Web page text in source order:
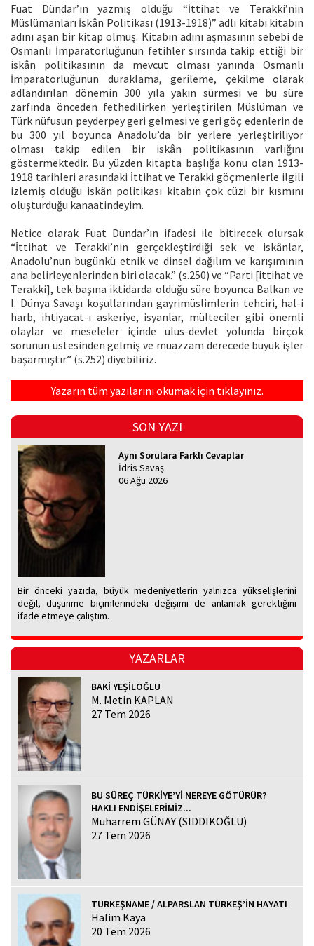
Fuat Dündar’ın yazmış olduğu “İttihat ve Terakki’nin
Müslümanları İskân Politikası (1913-1918)” adlı kitabı kitabın
adını aşan bir kitap olmuş. Kitabın adını aşmasının sebebi de
Osmanlı İmparatorluğunun fetihler sırsında takip ettiği bir
iskân politikasının da mevcut olması yanında Osmanlı
İmparatorluğunun duraklama, gerileme, çekilme olarak
adlandırılan dönemin 300 yıla yakın sürmesi ve bu süre
zarfında önceden fethedilirken yerleştirilen Müslüman ve
Türk nüfusun peyderpey geri gelmesi ve geri göç edenlerin de
bu 300 yıl boyunca Anadolu’da bir yerlere yerleştiriliyor
olması takip edilen bir iskân politikasının varlığını
göstermektedir. Bu yüzden kitapta başlığa konu olan 1913-
1918 tarihleri arasındaki İttihat ve Terakki göçmenlerle ilgili
izlemiş olduğu iskân politikası kitabın çok cüzi bir kısmını
oluşturduğu kanaatindeyim.
Netice olarak Fuat Dündar’ın ifadesi ile bitirecek olursak
“İttihat ve Terakki’nin gerçekleştirdiği sek ve iskânlar,
Anadolu’nun bugünkü etnik ve dinsel dağılım ve karışımının
ana belirleyenlerinden biri olacak.” (s.250) ve “Parti [ittihat ve
Terakki], tek başına iktidarda olduğu süre boyunca Balkan ve
I. Dünya Savaşı koşullarından gayrimüslimlerin tehciri, hal-i
harb, ihtiyacat-ı askeriye, isyanlar, mülteciler gibi önemli
olaylar ve meseleler içinde ulus-devlet yolunda birçok
sorunun üstesinden gelmiş ve muazzam derecede büyük işler
başarmıştır.” (s.252) diyebiliriz.
Yazarın tüm yazılarını okumak için tıklayınız.
SON YAZI
Aynı Sorulara Farklı Cevaplar
İdris Savaş
06 Ağu 2026
Bir önceki yazıda, büyük medeniyetlerin yalnızca yükselişlerini
değil, düşünme biçimlerindeki değişimi de anlamak gerektiğini
ifade etmeye çalıştım.
YAZARLAR
BAKİ YEŞİLOĞLU
M. Metin KAPLAN
27 Tem 2026
BU SÜREÇ TÜRKİYE’Yİ NEREYE GÖTÜRÜR?
HAKLI ENDİŞELERİMİZ...
Muharrem GÜNAY (SIDDIKOĞLU)
27 Tem 2026
TÜRKEŞNAME / ALPARSLAN TÜRKEŞ’İN HAYATI
Halim Kaya
20 Tem 2026